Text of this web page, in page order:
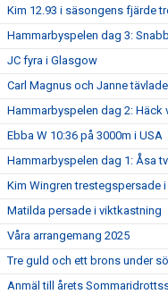
Kim 12.93 i säsongens fjärde
Hammarbyspelen dag 3:
JC fyra i Glasgow
Carl Magnus och Janne
Hammarbyspelen dag 2: Häck
Ebba W 10:36 på 3000m i USA
Hammarbyspelen dag 1: Åsa
Kim Wingren trestegspersade i
Matilda persade i viktkastning
Våra arrangemang 2025
Tre guld och ett brons under
Anmäl till årets